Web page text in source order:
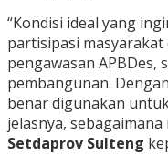
“Kondisi ideal yang
partisipasi masyarakat
pengawasan
pembangunan.
benar digunakan
jelasnya,
Setdaprov Sulteng